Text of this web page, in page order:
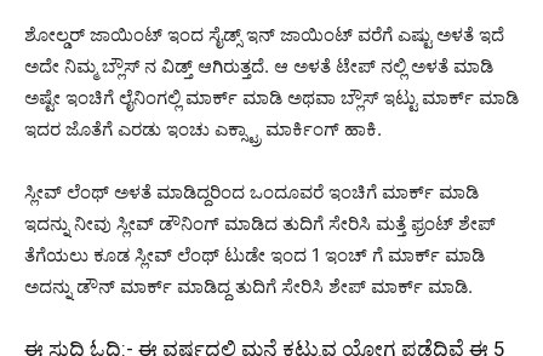
ಶೋಲ್ಡರ್ ಜಾಯಿಂಟ್ ಇಂದ ಸೈಡ್ಸ್ ಇನ್ ಜಾಯಿಂಟ್ ವರೆಗೆ ಎಷ್ಟು ಅಳತೆ ಇದೆ
ಅದೇ ನಿಮ್ಮ ಬ್ಲೌಸ್ ನ ವಿಡ್ತ್ ಆಗಿರುತ್ತದೆ. ಆ ಅಳತೆ ಟೇಪ್ ನಲ್ಲಿ ಅಳತೆ ಮಾಡಿ
ಅಷ್ಟೇ ಇಂಚಿಗೆ ಲೈನಿಂಗಲ್ಲಿ ಮಾರ್ಕ್ ಮಾಡಿ ಅಥವಾ ಬ್ಲೌಸ್ ಇಟ್ಟು ಮಾರ್ಕ್ ಮಾಡಿ
ಇದರ ಜೊತೆಗೆ ಎರಡು ಇಂಚು ಎಕ್ಸ್ಟ್ರಾ ಮಾರ್ಕಿಂಗ್ ಹಾಕಿ.
ಸ್ಲೀವ್ ಲೆಂಥ್ ಅಳತೆ ಮಾಡಿದ್ದರಿಂದ ಒಂದೂವರೆ ಇಂಚಿಗೆ ಮಾರ್ಕ್ ಮಾಡಿ
ಇದನ್ನು ನೀವು ಸ್ಲೀವ್ ಡೌನಿಂಗ್ ಮಾಡಿದ ತುದಿಗೆ ಸೇರಿಸಿ ಮತ್ತೆ ಫ್ರಂಟ್ ಶೇಪ್
ತೆಗೆಯಲು ಕೂಡ ಸ್ಲೀವ್ ಲೆಂಥ್ ಟುಡೇ ಇಂದ 1 ಇಂಚ್ ಗೆ ಮಾರ್ಕ್ ಮಾಡಿ
ಅದನ್ನು ಡೌನ್ ಮಾರ್ಕ್ ಮಾಡಿದ್ದ ತುದಿಗೆ ಸೇರಿಸಿ ಶೇಪ್ ಮಾರ್ಕ್ ಮಾಡಿ.
ಈ ಸುದ್ದಿ ಓದಿ:- ಈ ವರ್ಷದಲ್ಲಿ ಮನೆ ಕಟ್ಟುವ ಯೋಗ ಪಡೆದಿವೆ ಈ 5